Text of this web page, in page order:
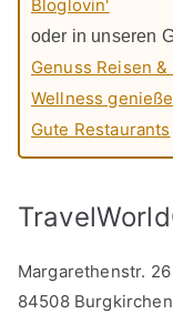
Bloglovin'
oder in unseren
Genuss Reisen
Wellness
Gute Restaurants
Margarethenstr. 26
84508